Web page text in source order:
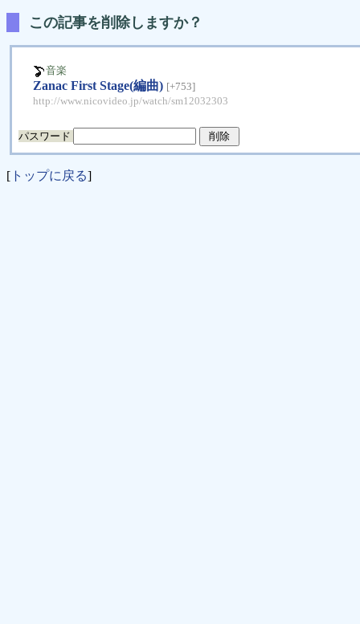
この記事を削除しますか？
音楽
Zanac First Stage(編曲) [+753]
http://www.nicovideo.jp/watch/sm12032303
パスワード
[ トップに戻る]